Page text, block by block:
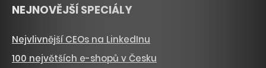
NEJNOVĚJŠÍ SPECIÁLY
Nejvlivnější CEOs na LinkedInu
100 největších e-shopů v Česku